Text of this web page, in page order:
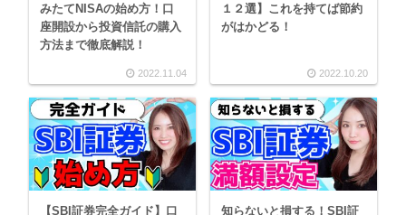
みたてNISAの始め方！口
座開設から投資信託の購入
方法まで徹底解説！
2022.11.04
１２選】これを持てば節約
がはかどる！
2022.10.20
【SBI証券完全ガイド】口
知らないと損する！SBI証